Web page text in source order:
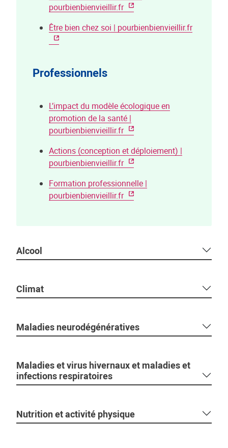
pourbienbienvieillir.fr
Être bien chez soi | pourbienbienvieillir.fr
Professionnels
L’impact du modèle écologique en
promotion de la santé |
pourbienbienvieillir.fr
Actions (conception et déploiement) |
pourbienbienvieillir.fr
Formation professionnelle |
pourbienbienvieillir.fr
Alcool
Climat
Maladies neurodégénératives
Maladies et virus hivernaux et maladies et
infections respiratoires
Nutrition et activité physique